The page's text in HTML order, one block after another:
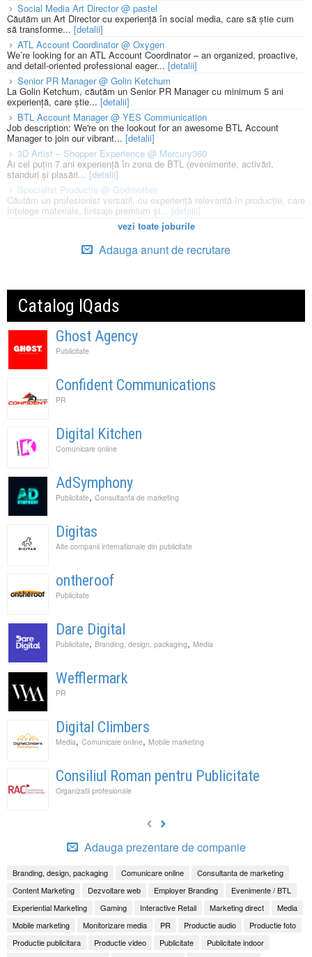
Social Media Art Director @ pastel
Căutăm un Art Director cu experiență în social media, care să știe cum
să transforme... [detalii]
ATL Account Coordinator @ Oxygen
We’re looking for an ATL Account Coordinator – an organized, proactive,
and detail-oriented professional eager... [detalii]
Senior PR Manager @ Golin Ketchum
La Golin Ketchum, căutăm un Senior PR Manager cu minimum 5 ani
experiență, care știe... [detalii]
BTL Account Manager @ YES Communication
Job description: We're on the lookout for an awesome BTL Account
Manager to join our vibrant... [detalii]
3D Artist – Shopper Experience @ Mercury360
Ai cel puțin 7 ani experiență în zona de BTL (evenimente, activări,
standuri și plasări...[detalii]
Specialist Productie @ Godmother
Căutăm un profesionist versatil, cu experiență relevantă în producție, care
înțelege materiale, finisaje premium și... [detalii]
vezi toate joburile
Adauga anunt de recrutare
Catalog IQads
Ghost Agency
Publicitate
Confident Communications
PR
Digital Kitchen
Comunicare online
AdSymphony
Publicitate, Consultanta de marketing
Digitas
Alte companii internationale din publicitate
ontheroof
Publicitate
Dare Digital
Publicitate, Branding, design, packaging, Media
Wefflermark
PR
Digital Climbers
Media, Comunicare online, Mobile marketing
Consiliul Roman pentru Publicitate
Organizatii profesionale
Adauga prezentare de companie
Branding, design, packaging Comunicare online
Consultanta de marketing
Content Marketing
Dezvoltare web Employer Branding
Evenimente / BTL
Experiential Marketing
Gaming Interactive Retail Marketing direct
Media
Mobile marketing
Monitorizare media PR Productie audio
Productie foto
Productie publicitara
Productie video Publicitate
Publicitate indoor